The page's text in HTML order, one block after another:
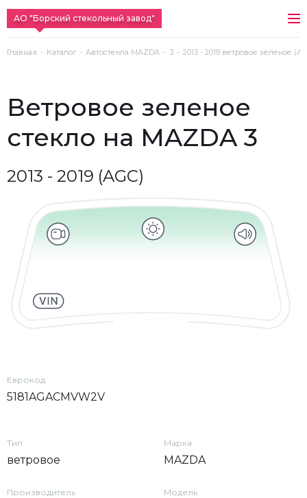
АО "Борский стекольный завод"
Главная Каталог Автостекла MAZDA 3 2013 - 2019 ветровое зеленое
ветровое зеленое
стекло на MAZDA 3
2013 - 2019 (AGC)
Еврокод
5181AGACMVW2V
Тип
ветровое
Марка
MAZDA
Производитель Модель